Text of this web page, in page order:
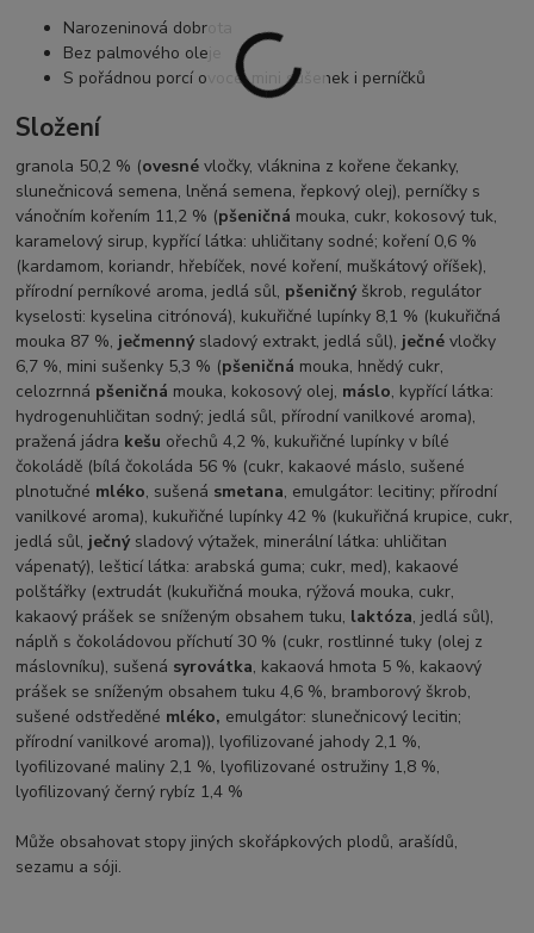
Narozeninová dobrota
Bez palmového oleje
S pořádnou porcí ovoce, mini sušenek i perníčků
Složení
granola 50,2 % (ovesné vločky, vláknina z kořene čekanky,
slunečnicová semena, lněná semena, řepkový olej), perníčky s
vánočním kořením 11,2 % (pšeničná mouka, cukr, kokosový tuk,
karamelový sirup, kypřící látka: uhličitany sodné; koření 0,6 %
(kardamom, koriandr, hřebíček, nové koření, muškátový oříšek),
přírodní perníkové aroma, jedlá sůl, pšeničný škrob, regulátor
kyselosti: kyselina citrónová), kukuřičné lupínky 8,1 % (kukuřičná
mouka 87 %, ječmennýsladový extrakt, jedlá sůl), ječné vločky
6,7 %, mini sušenky 5,3 % (pšeničná mouka, hnědý cukr,
celozrnná pšeničná mouka, kokosový olej, máslo, kypřící látka:
hydrogenuhličitan sodný; jedlá sůl, přírodní vanilkové aroma),
pražená jádra kešu ořechů 4,2 %, kukuřičné lupínky v bílé
čokoládě (bílá čokoláda 56 % (cukr, kakaové máslo, sušené
plnotučné mléko, sušená smetana, emulgátor: lecitiny; přírodní
vanilkové aroma), kukuřičné lupínky 42 % (kukuřičná krupice, cukr,
jedlá sůl, ječnýsladový výtažek, minerální látka: uhličitan
vápenatý), lešticí látka: arabská guma; cukr, med), kakaové
polštářky (extrudát (kukuřičná mouka, rýžová mouka, cukr,
kakaový prášek se sníženým obsahem tuku, laktóza, jedlá sůl),
náplň s čokoládovou příchutí 30 % (cukr, rostlinné tuky (olej z
máslovníku), sušená syrovátka, kakaová hmota 5 %, kakaový
prášek se sníženým obsahem tuku 4,6 %, bramborový škrob,
sušené odstředěné mléko, emulgátor: slunečnicový lecitin;
přírodní vanilkové aroma)), lyofilizované jahody 2,1 %,
lyofilizované maliny 2,1 %, lyofilizované ostružiny 1,8 %,
lyofilizovaný černý rybíz 1,4 %
Může obsahovat stopy jiných skořápkových plodů, arašídů,
sezamu a sóji.